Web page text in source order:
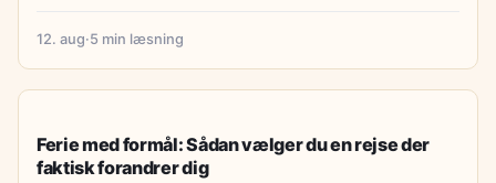
12. aug·5 min læsning
Ferie med formål: Sådan vælger du en rejse der
faktisk forandrer dig